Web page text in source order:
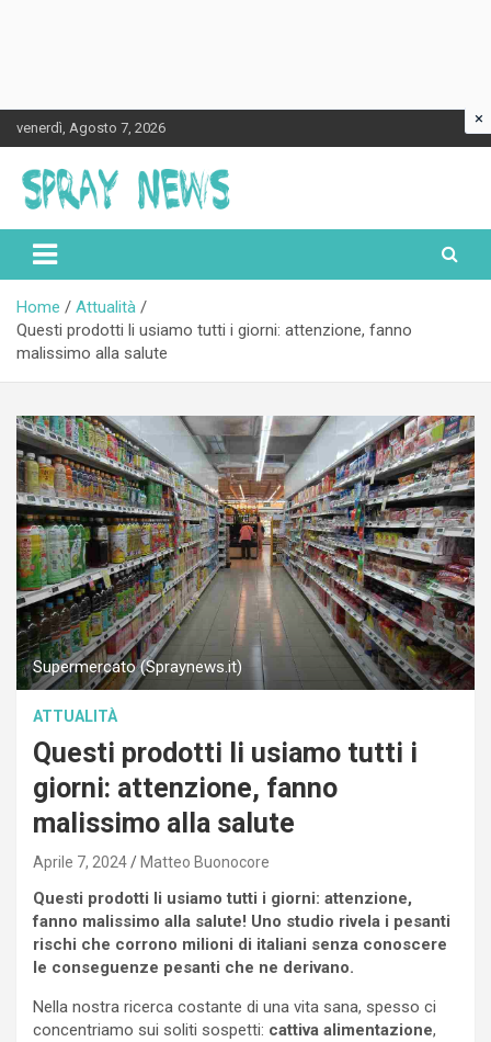
to
content
venerdì, Agosto 7, 2026
Spraynews.it
Home
Attualità
Questi prodotti li usiamo tutti i giorni: attenzione, fanno
malissimo alla salute
Supermercato (Spraynews.it)
ATTUALITÀ
Questi prodotti li usiamo tutti i
giorni: attenzione, fanno
malissimo alla salute
Aprile 7, 2024 Matteo Buonocore
Questi prodotti li usiamo tutti i giorni: attenzione,
fanno malissimo alla salute! Uno studio rivela i pesanti
rischi che corrono milioni di italiani senza conoscere
le conseguenze pesanti che ne derivano.
Nella nostra ricerca costante di una vita sana, spesso ci
concentriamo sui soliti sospetti: cattiva alimentazione,
×